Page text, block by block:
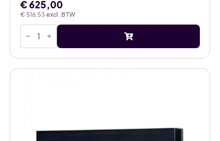
€ 516,53 excl. BTW
€ 625,00
Mitsubishi
Electric
onyx
black
2,5kW